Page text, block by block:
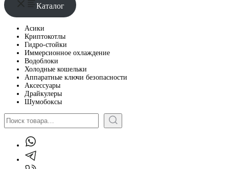
Каталог
Асики
Криптокотлы
Гидро-стойки
Иммерсионное охлаждение
Водоблоки
Холодные кошельки
Аппаратные ключи безопасности
Аксессуары
Драйкулеры
Шумобоксы
Поиск